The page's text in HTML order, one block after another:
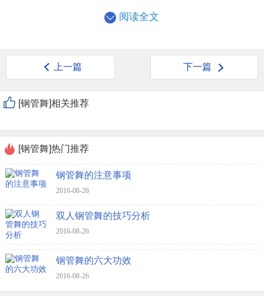
阅读全文
上一篇 下一篇
[钢管舞]相关推荐
[钢管舞]热门推荐
钢管舞的注意事项
2016-08-26
双人钢管舞的技巧分析
2016-08-26
钢管舞的六大功效
2016-08-26